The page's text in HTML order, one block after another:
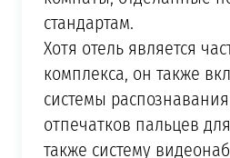
стандартам.
Хотя отель является
комплекса, он также
системы
отпечатков пальцев
также систему